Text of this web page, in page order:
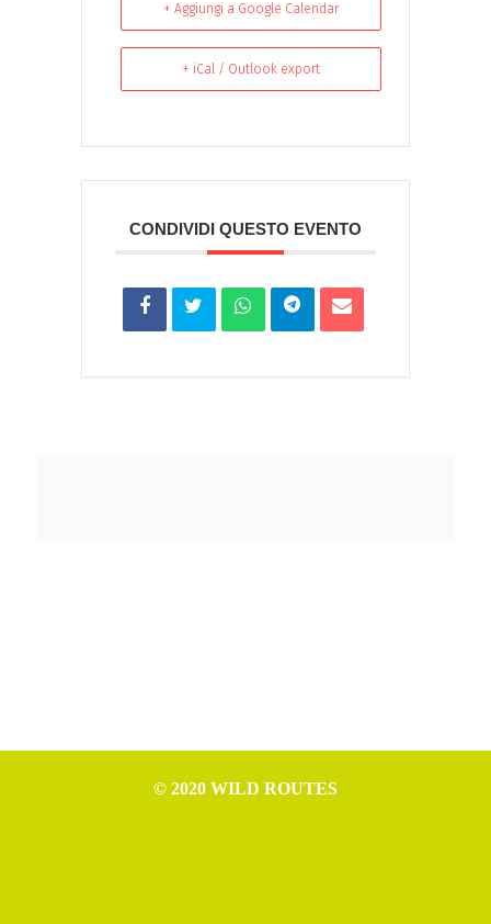
+ Aggiungi a Google Calendar
+ iCal / Outlook export
CONDIVIDI QUESTO EVENTO
© 2020 WILD ROUTES